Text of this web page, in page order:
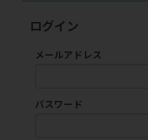
ログイン
メールアドレス
パスワード